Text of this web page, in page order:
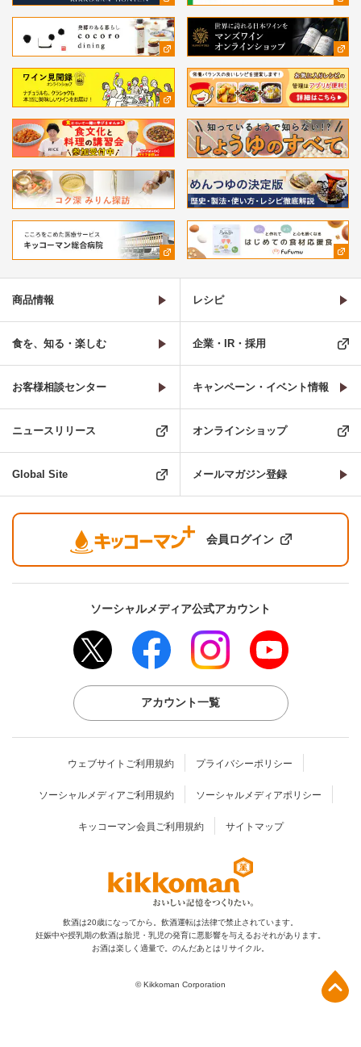
商品情報 レシピ
食を、知る・楽しむ 企業・IR・採用
お客様相談センター キャンペーン・イベント情報
ニュースリリース オンラインショップ
Global Site メールマガジン登録
会員ログイン
ソーシャルメディア公式アカウント
アカウント一覧
ウェブサイトご利用規約 プライバシーポリシー
ソーシャルメディアご利用規約 ソーシャルメディアポリシー
キッコーマン会員ご利用規約 サイトマップ
飲酒は20歳になってから。飲酒運転は法律で禁止されています。
妊娠中や授乳期の飲酒は胎児・乳児の発育に悪影響を与えるおそれがあります。
お酒は楽しく適量で。のんだあとはリサイクル。
© Kikkoman Corporation